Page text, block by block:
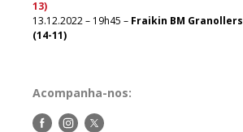
13)
13.12.2022 – 19h45 – Fraikin BM Granollers
(14-11)
Acompanha-nos:
Siga-Siga-Siga-